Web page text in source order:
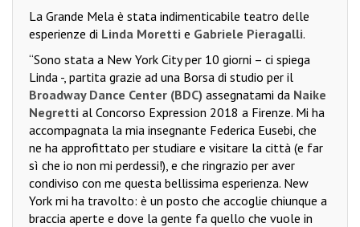
La Grande Mela è stata indimenticabile teatro delle
esperienze di Linda Moretti e Gabriele Pieragalli.
“Sono stata a New York City per 10 giorni – ci spiega
Linda -, partita grazie ad una Borsa di studio per il
Broadway Dance Center (BDC) assegnatami da Naike
Negretti al Concorso Expression 2018 a Firenze. Mi ha
accompagnata la mia insegnante Federica Eusebi, che
ne ha approfittato per studiare e visitare la città (e far
sì che io non mi perdessi!), e che ringrazio per aver
condiviso con me questa bellissima esperienza. New
York mi ha travolto: è un posto che accoglie chiunque a
braccia aperte e dove la gente fa quello che vuole in